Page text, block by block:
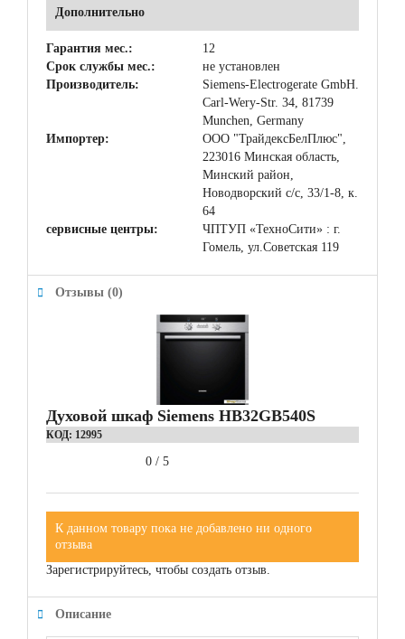
Дополнительно
Гарантия мес.:
12
Срок службы мес.:
не установлен
Производитель:
Siemens-Electrogerate GmbH.
Carl-Wery-Str. 34, 81739
Munchen, Germany
Импортер:
ООО "ТрайдексБелПлюс",
223016 Минская область,
Минский район,
Новодворский с/с, 33/1-8, к.
64
сервисные центры:
ЧПТУП «ТехноСити» : г.
Гомель, ул.Советская 119
Отзывы (0)
Духовой шкаф Siemens HB32GB540S
КОД: 12995
0 / 5
К данном товару пока не добавлено ни одного
отзыва
Зарегистрируйтесь, чтобы создать отзыв.
Описание